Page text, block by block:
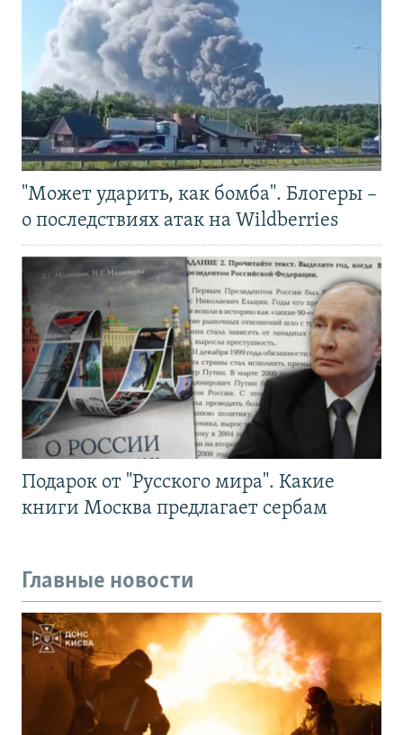
"Может ударить, как бомба". Блогеры –
о последствиях атак на Wildberries
Подарок от "Русского мира". Какие
книги Москва предлагает сербам
Главные новости